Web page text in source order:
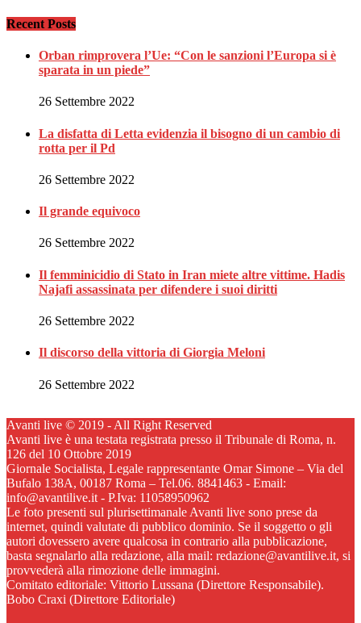
Recent Posts
Orban rimprovera l’Ue: “Con le sanzioni l’Europa si è
sparata in un piede”
26 Settembre 2022
La disfatta di Letta evidenzia il bisogno di un cambio di
rotta per il Pd
26 Settembre 2022
Il grande equivoco
26 Settembre 2022
Il femminicidio di Stato in Iran miete altre vittime. Hadis
Najafi assassinata per difendere i suoi diritti
26 Settembre 2022
Il discorso della vittoria di Giorgia Meloni
26 Settembre 2022
Avanti live © 2019 - All Right Reserved
Avanti live è una testata registrata presso il Tribunale di Roma, n.
126 del 10 Ottobre 2019
Giornale Socialista, Legale rappresentante Omar Simone – Via del
Bufalo 138A, 00187 Roma – Tel.06. 8841463 - Email:
info@avantilive.it - P.Iva: 11058950962
Le foto presenti sul plurisettimanale Avanti live sono prese da
internet, quindi valutate di pubblico dominio. Se il soggetto o gli
autori dovessero avere qualcosa in contrario alla pubblicazione,
basta segnalarlo alla redazione, alla mail: redazione@avantilive.it, si
provvederà alla rimozione delle immagini.
Comitato editoriale: Vittorio Lussana (Direttore Responsabile).
Bobo Craxi (Direttore Editoriale)